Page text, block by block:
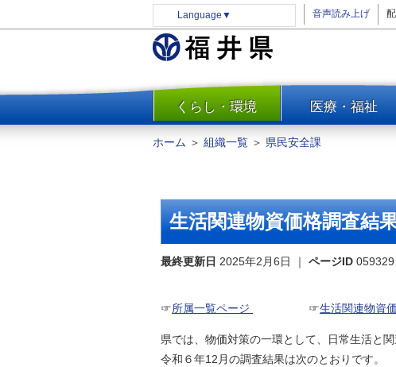
Language ▼ 音声読み上げ
一覧
くらし・環境 医療・福祉
防災
水道・エネルギー
住まい・土地
環境問題・廃棄物対策・リサ
イクル
河川・砂防・港湾
ホーム ＞ 組織一覧 ＞ 県民安全課
生活関連物資価格調査
最終更新日 2025年2月6日 ｜ ページID 059329
☞所属一覧ページ ☞生活関連物資
県では、物価対策の一環として、日常生活と
令和６年12月の調査結果は次のとおりです。